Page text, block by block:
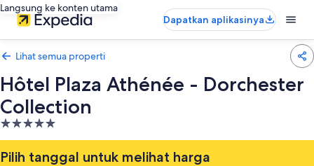
Langsung ke konten utama
Dapatkan aplikasinya
Lihat semua properti
Hôtel Plaza Athénée - Dorchester
Collection
Properti
bintang
5.0
Pilih tanggal untuk melihat harga